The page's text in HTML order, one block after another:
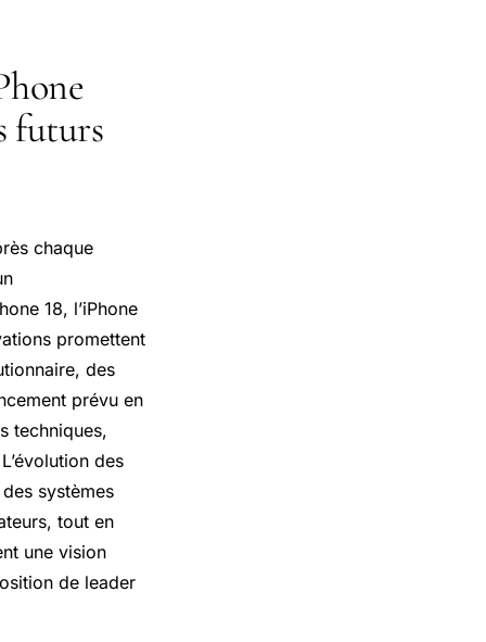
futurs
chaque
18, l’iPhone
promettent
des
prévu en
techniques,
des
systèmes
tout en
une vision
de leader